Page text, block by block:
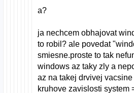
a?
ja nechcem obhajovat
to robil? ale povedat
smiesne.proste to tak
windows az taky zly a
az na takej drvivej
kruhove zavislosti system